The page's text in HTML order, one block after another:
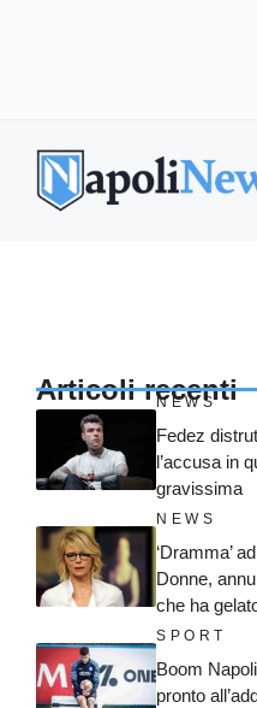
contenuto
Articoli recenti
NEWS
Fedez
l’accusa in
gravissima
NEWS
‘Dramma’
Donne,
che ha
SPORT
Boom
pronto